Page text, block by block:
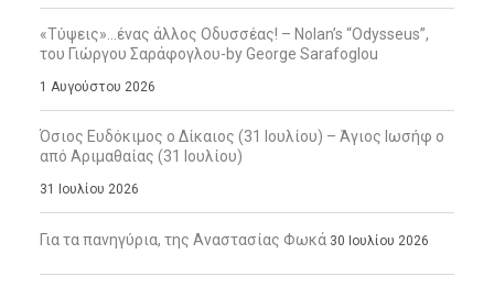
«Τύψεις»…ένας άλλος Οδυσσέας! – Nolan’s “Odysseus”,
του Γιώργου Σαράφογλου-by George Sarafoglou
1 Αυγούστου 2026
Όσιος Ευδόκιμος ο Δίκαιος (31 Ιουλίου) – Άγιος Ιωσήφ ο
από Αριμαθαίας (31 Ιουλίου)
31 Ιουλίου 2026
Για τα πανηγύρια, της Αναστασίας Φωκά 30 Ιουλίου 2026